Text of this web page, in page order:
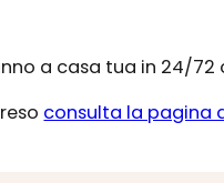
a casa tua in 24/72
consulta la pagina